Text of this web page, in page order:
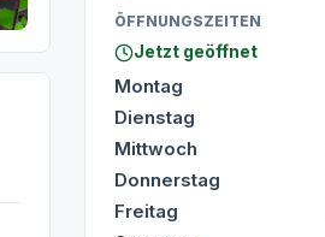
ÖFFNUNGSZEITEN
Jetzt geöffnet
Montag
Dienstag
Mittwoch
Donnerstag
Freitag